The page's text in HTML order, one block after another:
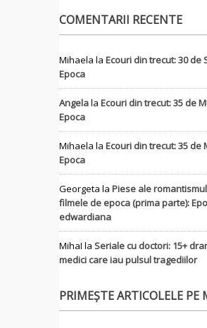
COMENTARII RECENTE
Mihaela la Ecouri din trecut: 30 de
Epoca
Angelala Ecouri din trecut: 35 de
Epoca
Mihaela la Ecouri din trecut: 35 de
Epoca
Georgeta la Piese ale
filmele de epoca (prima parte):
edwardiana
MihaI la Seriale cu doctori: 15+
medici care iau pulsul tragediilor
PRIMEȘTE ARTICOLELE PE